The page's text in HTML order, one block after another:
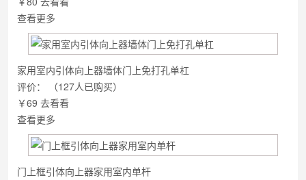
查看更多
家用室内引体向上器墙体门上免打孔单杠
评价：
（127人已购买）
￥69 去看看
查看更多
门上框引体向上器家用室内单杆